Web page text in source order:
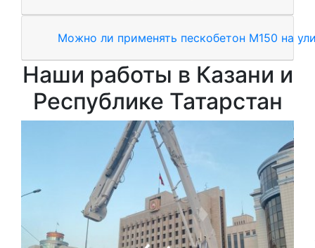
Можно ли применять пескобетон М150 на
Наши работы в Казани и
Республике Татарстан